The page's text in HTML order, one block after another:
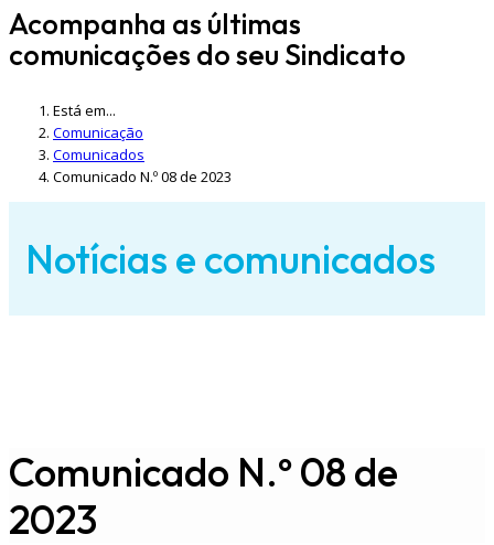
Acompanha as últimas
comunicações do seu Sindicato
Está em...
Comunicação
Comunicados
Comunicado N.º 08 de 2023
Notícias e comunicados
Comunicado N.º 08 de
2023